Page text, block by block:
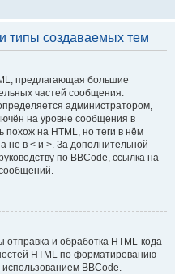
типы создаваемых тем
предлагающая большие
частей сообщения.
администратором,
на уровне сообщения в
похож на HTML, но теги в нём
не в < и >. За дополнительной
по BBCode, ссылка на
и обработка HTML-кода
HTML по форматированию
BBCode.